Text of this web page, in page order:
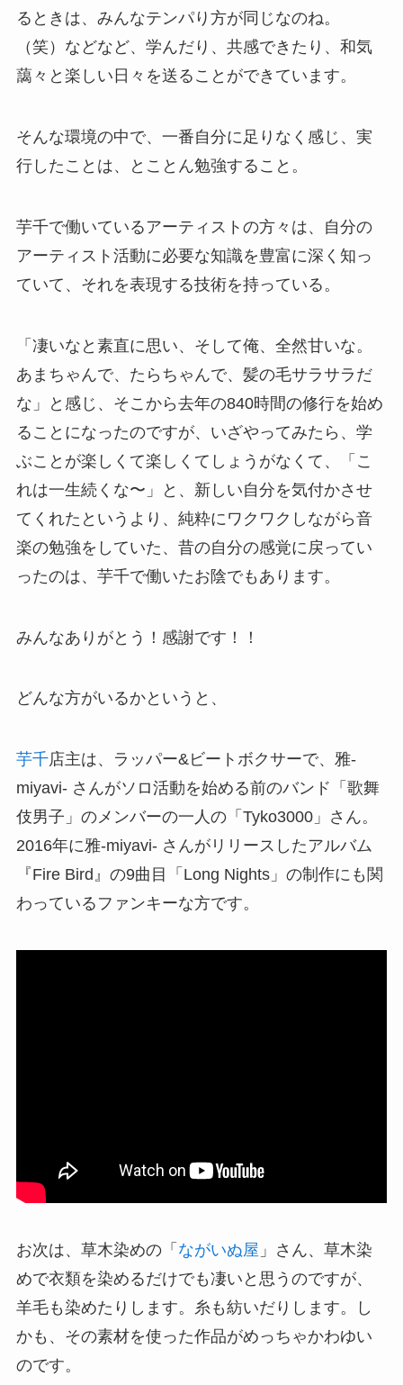
るときは、みんなテンパり方が同じなのね。
（笑）などなど、学んだり、共感できたり、和気
藹々と楽しい日々を送ることができています。
そんな環境の中で、一番自分に足りなく感じ、実
行したことは、とことん勉強すること。
芋千で働いているアーティストの方々は、自分の
アーティスト活動に必要な知識を豊富に深く知っ
ていて、それを表現する技術を持っている。
「凄いなと素直に思い、そして俺、全然甘いな。
あまちゃんで、たらちゃんで、髪の毛サラサラだ
な」と感じ、そこから去年の840時間の修行を始め
ることになったのですが、いざやってみたら、学
ぶことが楽しくて楽しくてしょうがなくて、「こ
れは一生続くな〜」と、新しい自分を気付かさせ
てくれたというより、純粋にワクワクしながら音
楽の勉強をしていた、昔の自分の感覚に戻ってい
ったのは、芋千で働いたお陰でもあります。
みんなありがとう！感謝です！！
どんな方がいるかというと、
芋千店主は、ラッパー&ビートボクサーで、雅-
miyavi- さんがソロ活動を始める前のバンド「歌舞
伎男子」のメンバーの一人の「Tyko3000」さん。
2016年に雅-miyavi- さんがリリースしたアルバム
『Fire Bird』の9曲目「Long Nights」の制作にも関
わっているファンキーな方です。
お次は、草木染めの「 ながいぬ屋 」さん、草木染
めで衣類を染めるだけでも凄いと思うのですが、
羊毛も染めたりします。糸も紡いだりします。し
かも、その素材を使った作品がめっちゃかわゆい
のです。